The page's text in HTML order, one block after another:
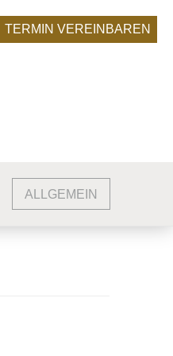
TERMIN VEREINBAREN
ALLGEMEIN